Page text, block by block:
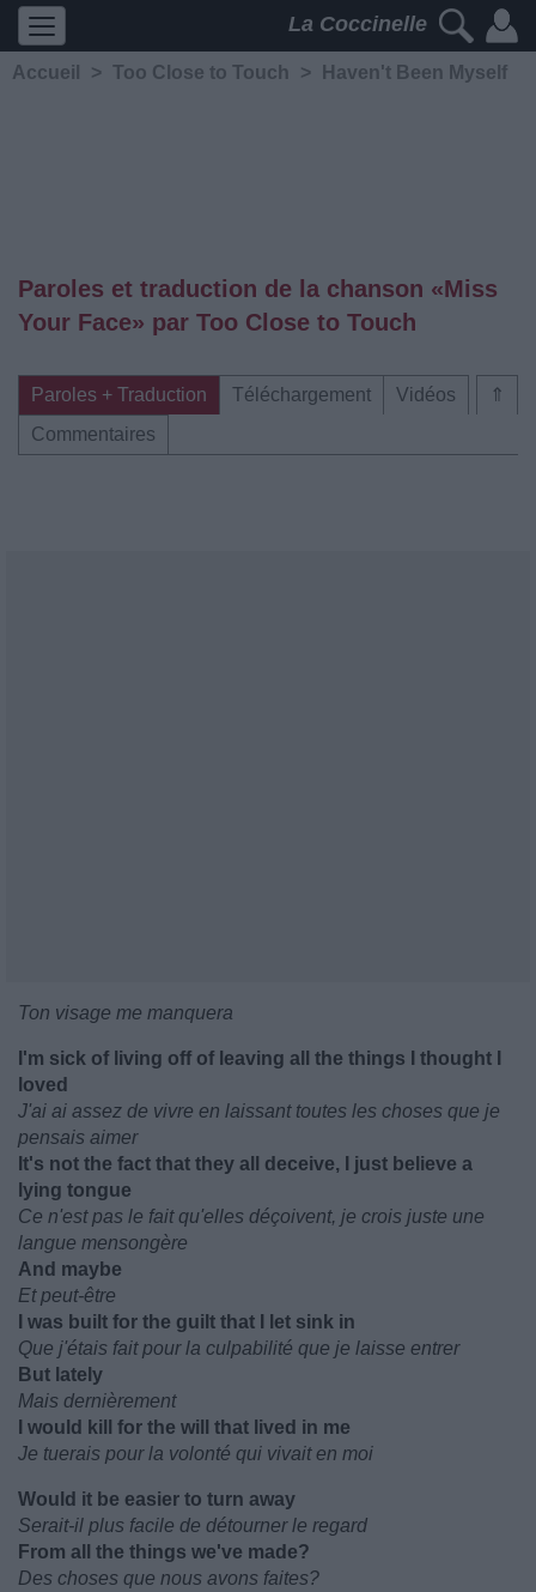
La Coccinelle
Accueil > Too Close to Touch > Haven't Been Myself
Paroles et traduction de la chanson «Miss
Your Face» par Too Close to Touch
⇑
Paroles + Traduction Téléchargement
Vidéos
Commentaires
Ton visage me manquera
I'm sick of living off of leaving all the things I thought I
loved
J'ai ai assez de vivre en laissant toutes les choses que je
pensais aimer
It's not the fact that they all deceive, I just believe a
lying tongue
Ce n'est pas le fait qu'elles déçoivent, je crois juste une
langue mensongère
And maybe
Et peut-être
I was built for the guilt that I let sink in
Que j'étais fait pour la culpabilité que je laisse entrer
But lately
Mais dernièrement
I would kill for the will that lived in me
Je tuerais pour la volonté qui vivait en moi
Would it be easier to turn away
Serait-il plus facile de détourner le regard
From all the things we've made?
Des choses que nous avons faites?